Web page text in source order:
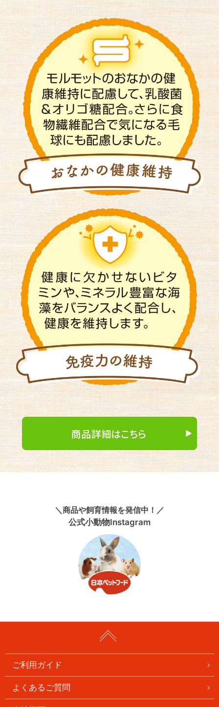
＼商品や飼育情報を発信中！／
公式小動物Instagram
ご利用ガイド
よくあるご質問